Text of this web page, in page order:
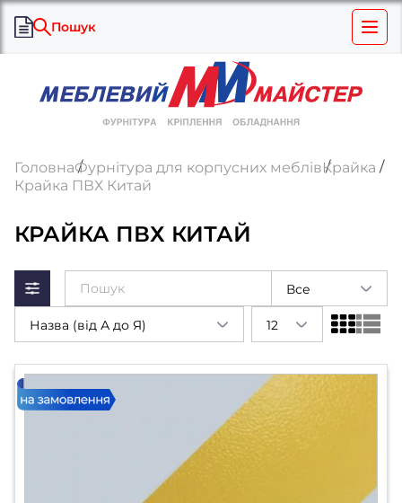
Пошук
ГоловнаФурнітура для корпусних меблівКрайка
Крайка ПВХ Китай
КРАЙКА ПВХ КИТАЙ
Все
Назва (від А до Я) 12